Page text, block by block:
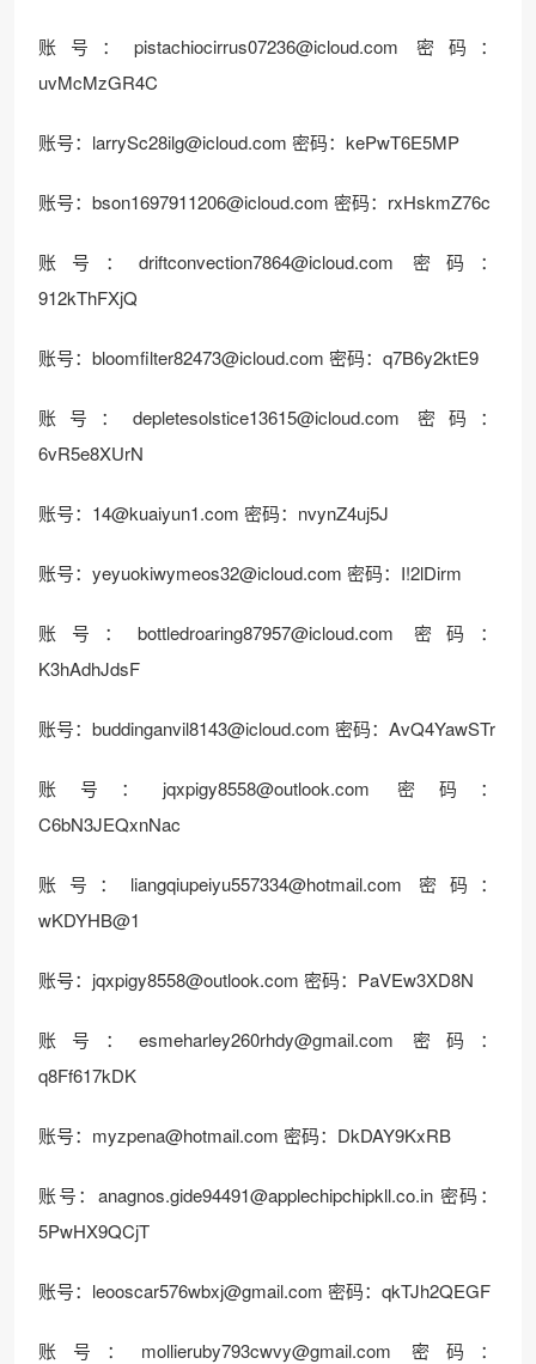
账号： pistachiocirrus07236@icloud.com 密码：
uvMcMzGR4C
账号： larrySc28ilg@icloud.com 密码：kePwT6E5MP
账号： bson1697911206@icloud.com 密码：rxHskmZ76c
账号： driftconvection7864@icloud.com 密码：
912kThFXjQ
账号： bloomfilter82473@icloud.com 密码：q7B6y2ktE9
账号： depletesolstice13615@icloud.com 密码：
6vR5e8XUrN
账号： 14@kuaiyun1.com 密码：nvynZ4uj5J
账号： yeyuokiwymeos32@icloud.com 密码：I!2lDirm
账号： bottledroaring87957@icloud.com 密码：
K3hAdhJdsF
账号： buddinganvil8143@icloud.com 密码：AvQ4YawSTr
账号： jqxpigy8558@outlook.com 密码：
C6bN3JEQxnNac
账号： liangqiupeiyu557334@hotmail.com 密码：
wKDYHB@1
账号： jqxpigy8558@outlook.com 密码：PaVEw3XD8N
账号： esmeharley260rhdy@gmail.com 密码：
q8Ff617kDK
账号： myzpena@hotmail.com 密码：DkDAY9KxRB
账号： anagnos.gide94491@applechipchipkll.co.in 密码：
5PwHX9QCjT
账号： leooscar576wbxj@gmail.com 密码：qkTJh2QEGF
账号： mollieruby793cwvy@gmail.com 密码：